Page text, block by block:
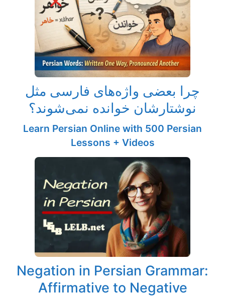
چرا بعضی واژه‌های فارسی مثل
نوشتارشان خوانده نمی‌شوند؟
Learn Persian Online with 500 Persian
Lessons + Videos
Negation in Persian Grammar:
Affirmative to Negative